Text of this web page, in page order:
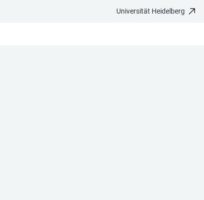
Universität Heidelberg